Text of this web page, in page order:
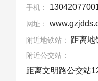
手机：
网址：
附近地铁站： 距离地
附近公交站：
距离文明路公交站